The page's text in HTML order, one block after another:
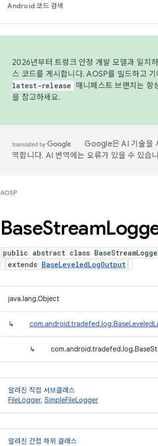
Android 코드 검색
2026년부터 트렁크 안정 개발 모델과 일치
스 코드를 게시합니다. AOSP를 빌드하고 기
latest-release
매니페스트 브랜치는
을 참고하세요.
Google은 AI 기술을
역합니다. AI 번역에는 오류가 있을 수 있습
AOSP
BaseStream
public abstract class
extends BaseLeveledLogOutput
java.lang.Object
↳
↳
알려진 직접 서브클래스
FileLogger, SimpleFileLogger
알려진 간접 하위 클래스